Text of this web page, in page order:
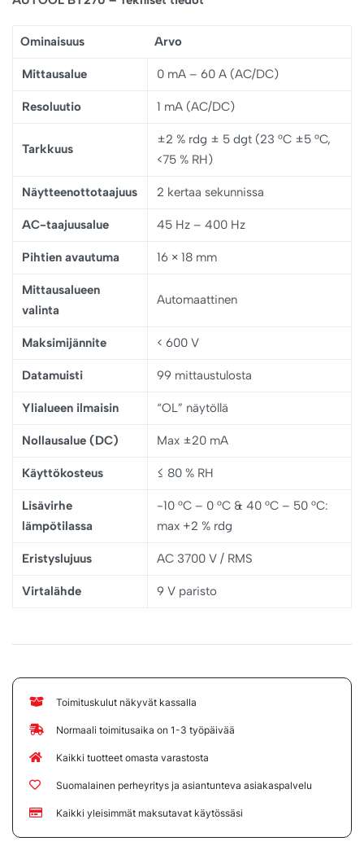
Ominaisuus Arvo
Mittausalue 0 mA – 60 A (AC/DC)
Resoluutio 1 mA (AC/DC)
Tarkkuus
±2 % rdg ± 5 dgt (23 °C ±5 °C,
<75 % RH)
Näytteenottotaajuus 2 kertaa sekunnissa
AC-taajuusalue 45 Hz – 400 Hz
Pihtien avautuma 16 × 18 mm
Mittausalueen
valinta
Automaattinen
Maksimijännite < 600 V
Datamuisti 99 mittaustulosta
Ylialueen ilmaisin “OL” näytöllä
Nollausalue (DC) Max ±20 mA
Käyttökosteus ≤ 80 % RH
Lisävirhe
lämpötilassa
-10 °C – 0 °C & 40 °C – 50 °C:
max +2 % rdg
Eristyslujuus AC 3700 V / RMS
Virtalähde 9 V paristo
Toimituskulut näkyvät kassalla
Normaali toimitusaika on 1-3 työpäivää
Kaikki tuotteet omasta varastosta
Suomalainen perheyritys ja asiantunteva asiakaspalvelu
Kaikki yleisimmät maksutavat käytössäsi